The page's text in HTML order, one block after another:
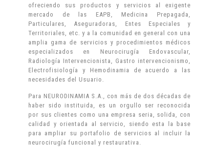
ofreciendo sus productos y servicios al exigente
mercado de las EAPB, Medicina Prepagada,
Particulares, Aseguradoras, Entes Especiales y
Territoriales, etc. y a la comunidad en general con una
amplia gama de servicios y procedimientos médicos
especializados en Neurocirugía Endovascular,
Radiología Intervencionista, Gastro intervencionismo,
Electrofisiología y Hemodinamia de acuerdo a las
necesidades del Usuario.
Para NEURODINAMIA S.A., con más de dos décadas de
haber sido instituida, es un orgullo ser reconocida
por sus clientes como una empresa seria, solida, con
calidad y orientada al servicio, siendo esta la base
para ampliar su portafolio de servicios al incluir la
neurocirugía funcional y restaurativa.